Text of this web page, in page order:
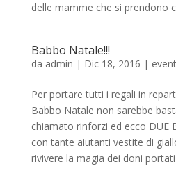
delle mamme che si prendono
Babbo Natale!!!
da admin | Dic 18, 2016 |
Per portare tutti i regali in
Babbo Natale non sarebbe
chiamato rinforzi ed ecco DUE
con tante aiutanti vestite di
rivivere la magia dei doni